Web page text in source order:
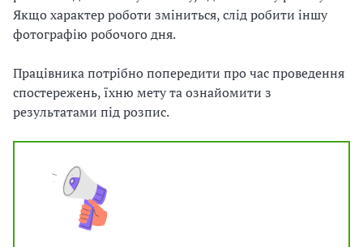
Якщо характер роботи зміниться, слід робити іншу
фотографію робочого дня.
Працівника потрібно попередити про час проведення
спостережень, їхню мету та ознайомити з
результатами під розпис.